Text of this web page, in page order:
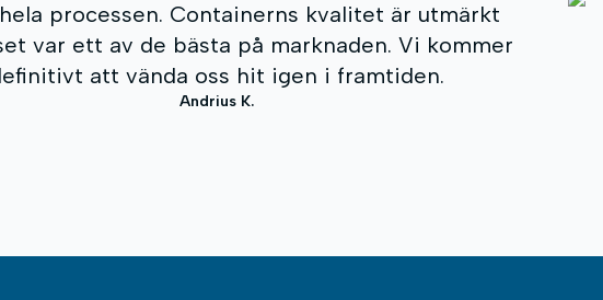
professionalismen, flexibiliteten och
på kunden. Jag rekommenderar till
som söker pålitliga lösningar för sjöcontainrar.
Darius S.